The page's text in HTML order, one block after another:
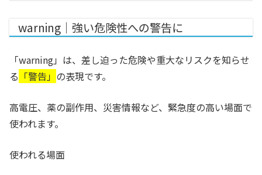
warning｜強い危険性への警告に
「warning」は、差し迫った危険や重大なリスクを知らせ
る 「警告」 の表現です。
高電圧、薬の副作用、災害情報など、緊急度の高い場面で
使われます。
使われる場面